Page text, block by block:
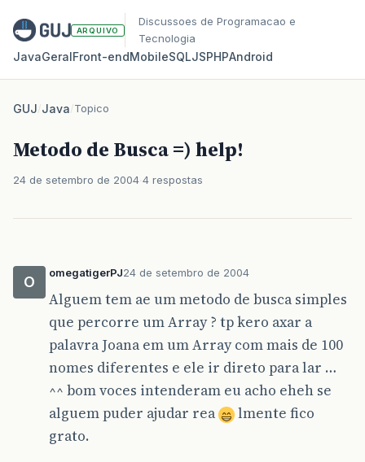
ARQUIVO
Discussoes de Programacao e
Tecnologia
JavaGeralFront‑endMobileSQLJSPHPAndroid
GUJ/Java/Topico
Metodo de Busca =) help!
24 de setembro de 2004 4 respostas
O
omegatigerPJ24 de setembro de 2004
Alguem tem ae um metodo de busca simples
que percorre um Array ? tp kero axar a
palavra Joana em um Array com mais de 100
nomes diferentes e ele ir direto para lar …
^^ bom voces intenderam eu acho eheh se
alguem puder ajudar rea
lmente fico
grato.